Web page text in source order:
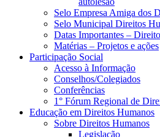
Selo Empresa Amiga dos
Selo Municipal Direitos
Datas Importantes –
Matérias – Projetos e ações
Participação Social
Acesso à Informação
Conselhos/Colegiados
Conferências
1° Fórum Regional de
Educação em Direitos Humanos
Sobre Direitos Humanos
Legislação